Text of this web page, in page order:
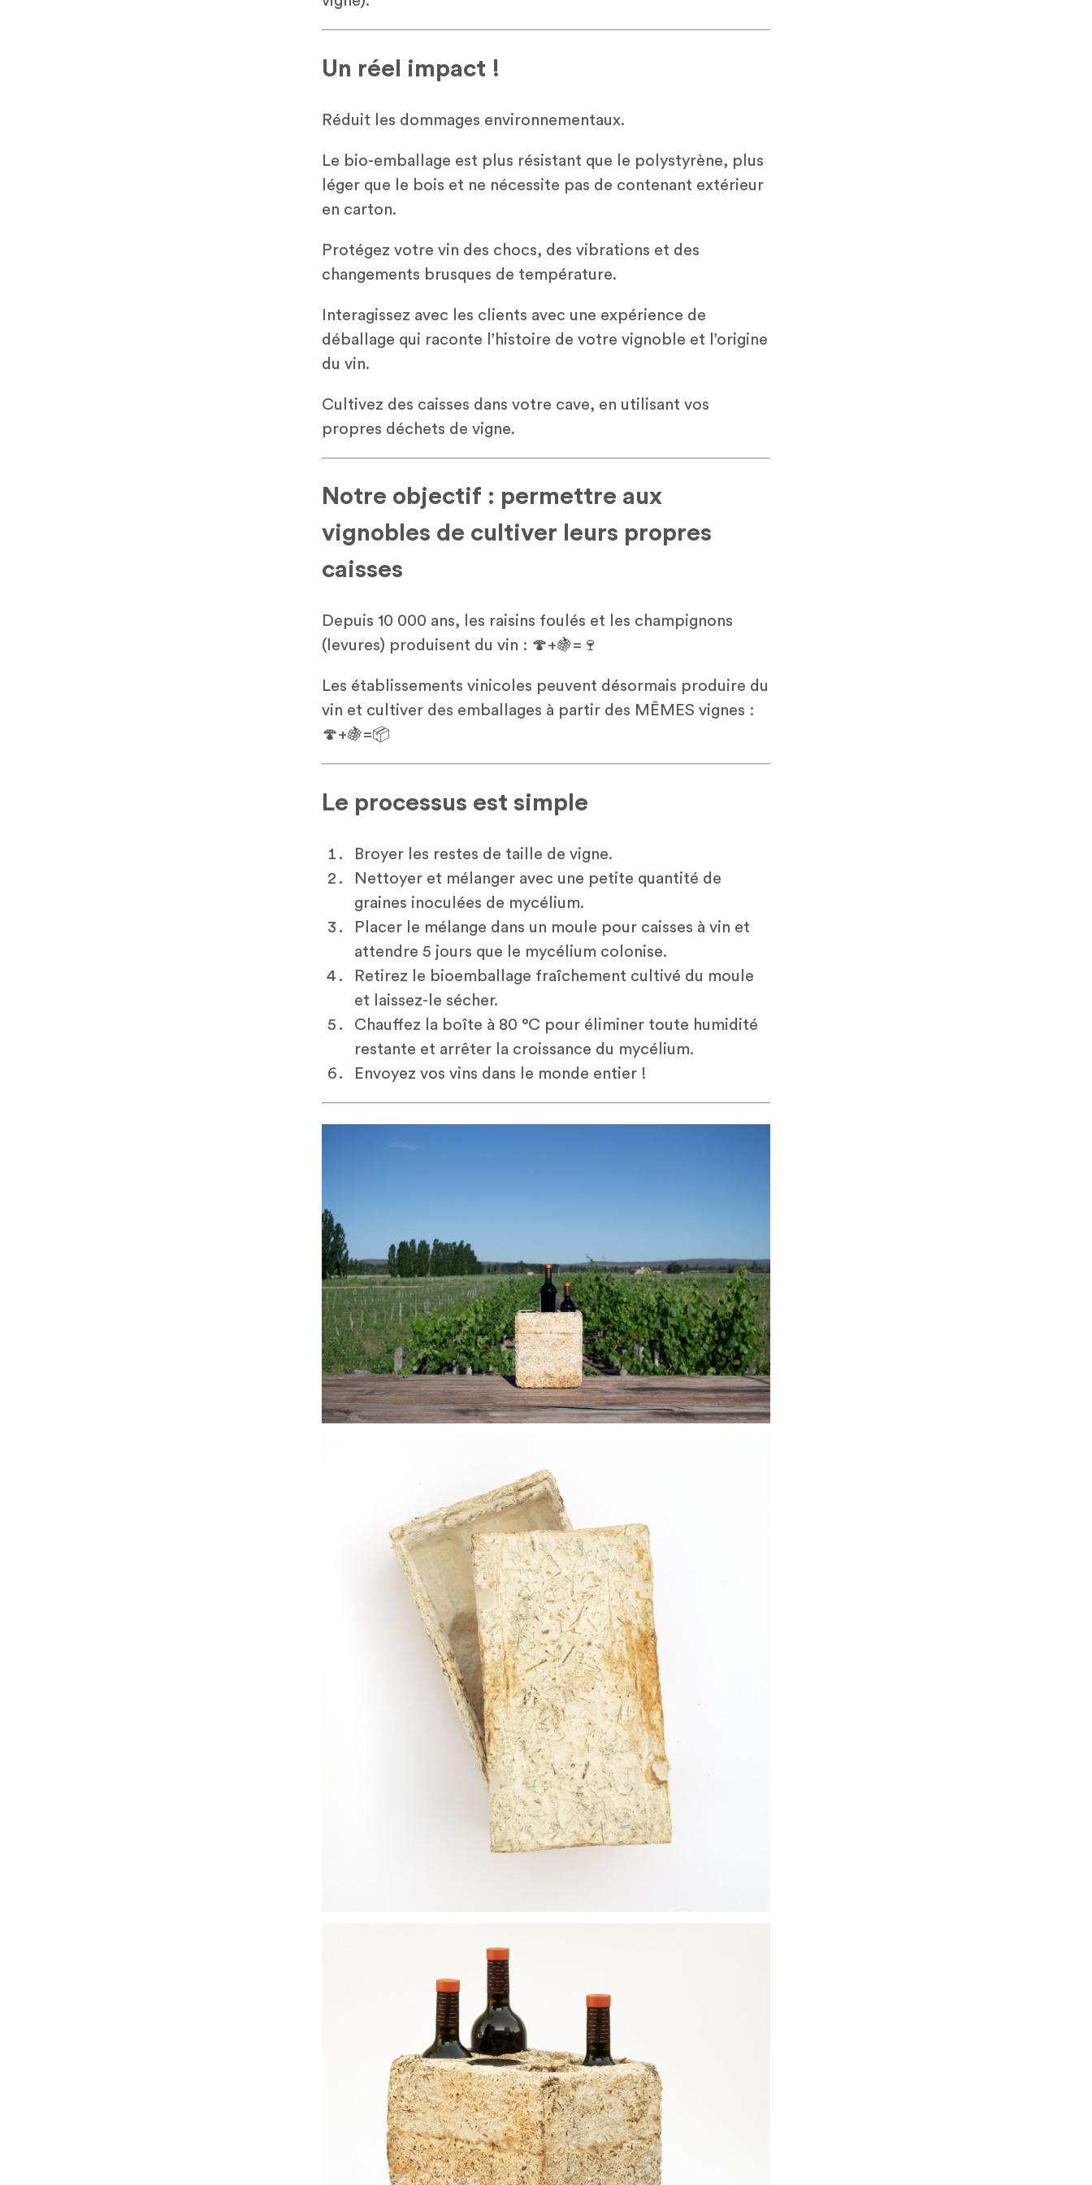
Un réel impact !
Réduit les dommages environnementaux.
Le bio-emballage est plus résistant que le polystyrène, plus
léger que le bois et ne nécessite pas de contenant extérieur
en carton.
Protégez votre vin des chocs, des vibrations et des
changements brusques de température.
Interagissez avec les clients avec une expérience de
déballage qui raconte l’histoire de votre vignoble et l’origine
du vin.
Cultivez des caisses dans votre cave, en utilisant vos
propres déchets de vigne.
Notre objectif : permettre aux
vignobles de cultiver leurs propres
caisses
Depuis 10 000 ans, les raisins foulés et les champignons
(levures) produisent du vin : 🍄+🍇=🍷
Les établissements vinicoles peuvent désormais produire du
vin et cultiver des emballages à partir des MÊMES vignes :
🍄+🍇=📦
Le processus est simple
Broyer les restes de taille de vigne.
Nettoyer et mélanger avec une petite quantité de
graines inoculées de mycélium.
Placer le mélange dans un moule pour caisses à vin et
attendre 5 jours que le mycélium colonise.
Retirez le bioemballage fraîchement cultivé du moule
et laissez-le sécher.
Chauffez la boîte à 80 °C pour éliminer toute humidité
restante et arrêter la croissance du mycélium.
Envoyez vos vins dans le monde entier !